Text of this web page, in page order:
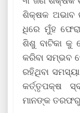
ଶିକ୍ଷକ ଅଭାବ
ଧିରେ ମୁଁହ
ଶିଶୁ ବାଟିକା କୁ
କରିବା ସମ୍ଭବ
ରହିଥିବା
କର୍ତ୍ତୃପକ୍ଷ
ମାନଙ୍କ ତରଫରୁ